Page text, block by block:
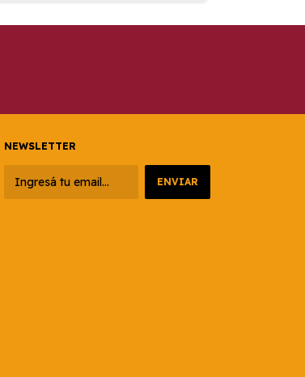
NEWSLETTER